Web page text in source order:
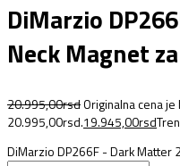
DiMarzio
Neck Magnet
20.995,00rsd Originalna cena je
20.995,00rsd.19.945,00rsd
DiMarzio DP266F - Dark Matter